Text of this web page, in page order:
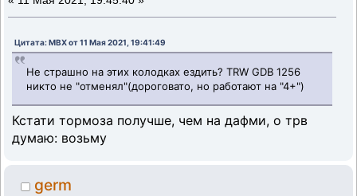
Цитата: MBX от 11 Мая 2021, 19:41:49
Не страшно на этих колодках ездить? TRW GDB 1256
никто не "отменял"(дороговато, но работают на "4+")
Кстати тормоза получше, чем на дафми, о трв
думаю: возьму
germ